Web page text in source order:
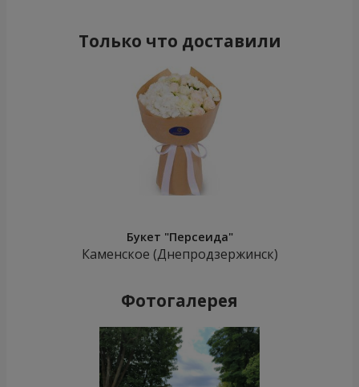
Только что доставили
Букет "Персеида"
Каменское (Днепродзержинск)
Фотогалерея